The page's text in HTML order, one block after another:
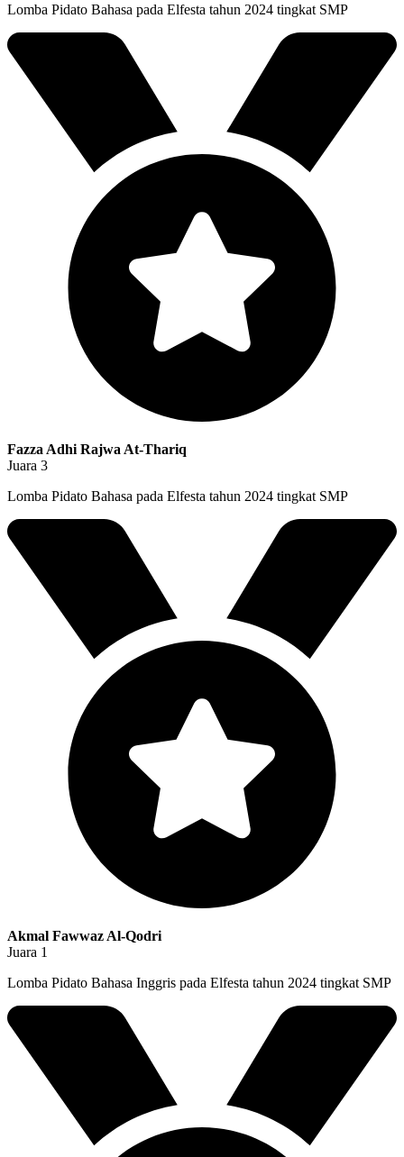
Lomba Pidato Bahasa pada Elfesta tahun 2024 tingkat SMP
Fazza Adhi Rajwa At-Thariq
Juara 3
Lomba Pidato Bahasa pada Elfesta tahun 2024 tingkat SMP
Akmal Fawwaz Al-Qodri
Juara 1
Lomba Pidato Bahasa Inggris pada Elfesta tahun 2024 tingkat SMP